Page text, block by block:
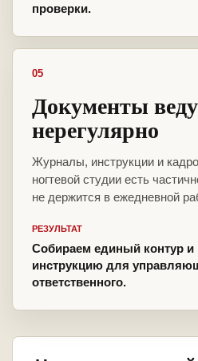
проверки.
05
Документы
нерегулярно
Журналы, инструкции и
ногтевой студии есть
не держится в ежедневной
РЕЗУЛЬТАТ
Собираем единый контур
инструкцию для
ответственного.